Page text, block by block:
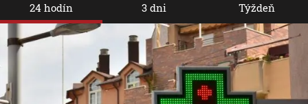
24 hodín 3 dni Týždeň